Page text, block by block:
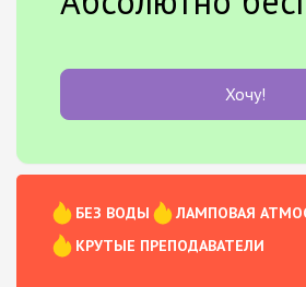
Хочу!
БЕЗ ВОДЫ
ЛАМПОВАЯ
КРУТЫЕ ПРЕПОДАВАТЕЛИ